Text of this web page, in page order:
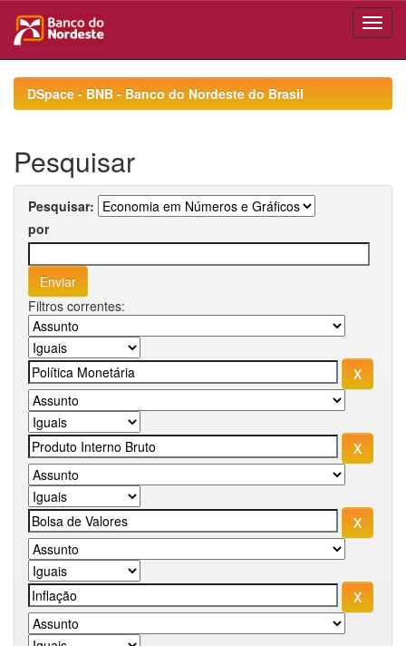
navigationDSpace - BNB - Banco do Nordeste do Brasil
Pesquisar
Pesquisar:
por
Filtros correntes: